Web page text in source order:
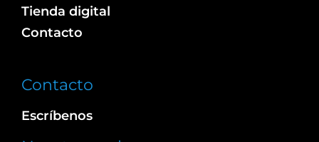
Tienda digital
Contacto
Contacto
Escríbenos